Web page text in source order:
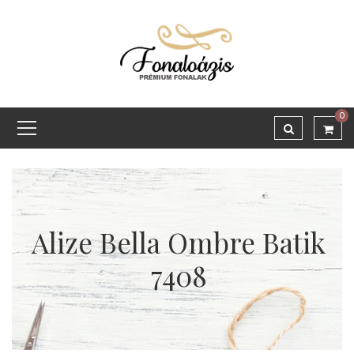
0
Alize Bella Ombre Batik
7408